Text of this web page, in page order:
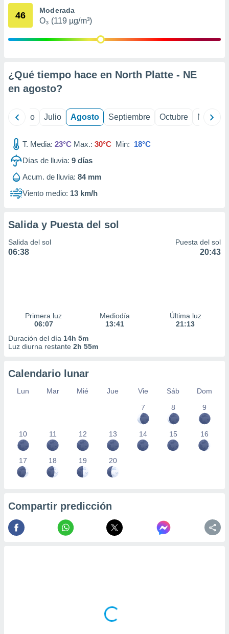
publicidad
1199
46 Moderada
O₃ (119 µg/m³)
¿Qué tiempo hace en North Platte - NE
en agosto?
Junio Julio Agosto Septiembre Octubre
T. Media: 23°C Max.: 30°C Min: 18°C
Días de lluvia: 9 días
Acum. de lluvia: 84 mm
Viento medio: 13 km/h
Salida y Puesta del sol
Salida del sol
06:38
Puesta del sol
20:43
Primera luz
06:07
Mediodía
13:41
Última luz
21:13
Duración del día 14h 5m
Luz diurna restante 2h 55m
Calendario lunar
Lun Mar Mié Jue Vie Sáb
Dom
7
8 9
10 11 12 13 14 15 16
17 18 19 20
Compartir predicción